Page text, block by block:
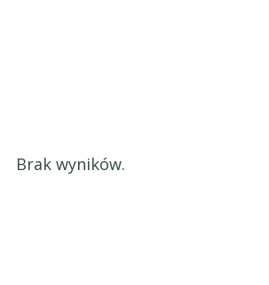
Brak wyników.